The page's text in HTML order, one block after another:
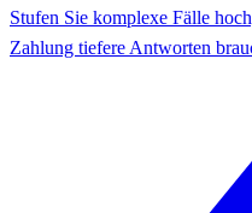
Stufen Sie komplexe Fälle
Zahlung tiefere Antworten